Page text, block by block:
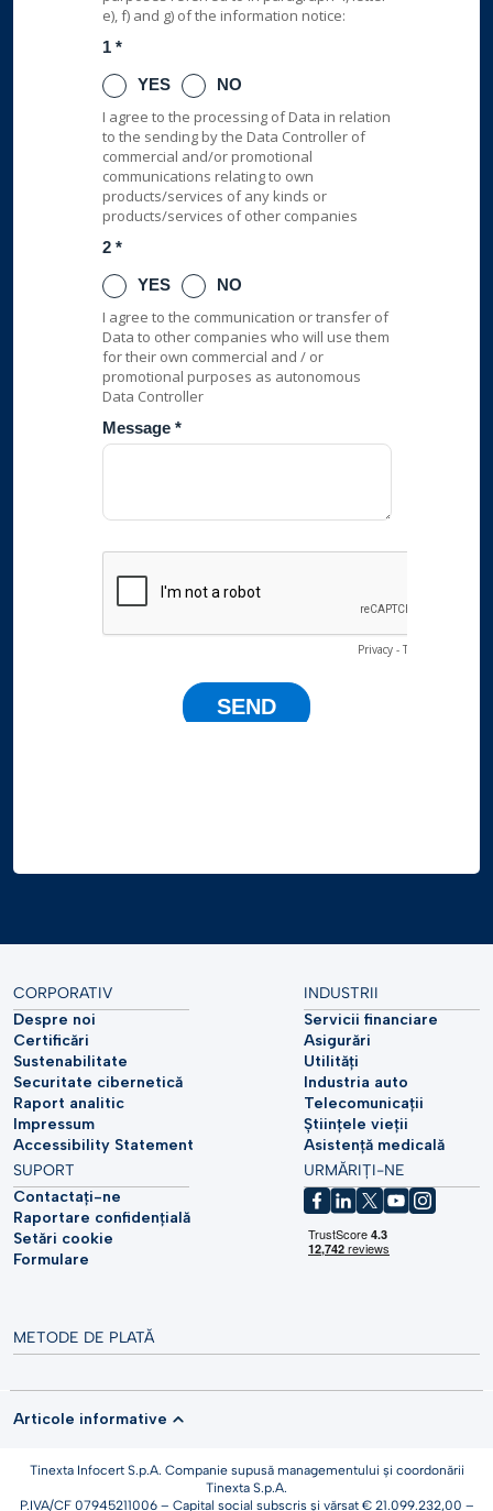
CORPORATIV
Despre noi
Certificări
Sustenabilitate
Securitate cibernetică
Raport analitic
Impressum
Accessibility Statement
INDUSTRII
Servicii financiare
Asigurări
Utilități
Industria auto
Telecomunicații
Științele vieții
Asistență medicală
SUPORT
Contactați-ne
Raportare confidențială
Setări cookie
Formulare
URMĂRIȚI-NE
METODE DE PLATĂ
Articole informative
Tinexta Infocert S.p.A. Companie supusă managementului și coordonării
Tinexta S.p.A.
P.IVA/CF 07945211006 – Capital social subscris și vărsat € 21.099.232,00 –